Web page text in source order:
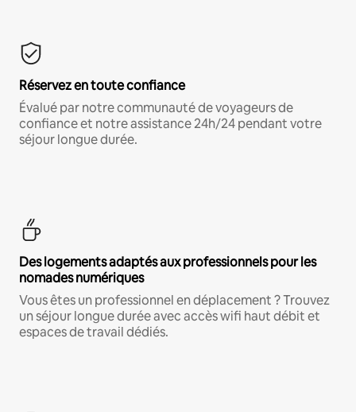
Réservez en toute confiance
Évalué par notre communauté de voyageurs de
confiance et notre assistance 24h/24 pendant votre
séjour longue durée.
Des logements adaptés aux professionnels pour les
nomades numériques
Vous êtes un professionnel en déplacement ? Trouvez
un séjour longue durée avec accès wifi haut débit et
espaces de travail dédiés.